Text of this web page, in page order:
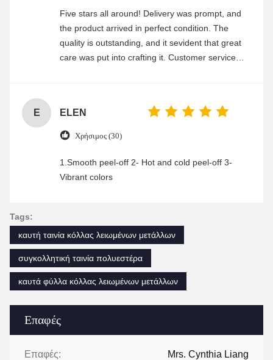
Επαφές
Επαφές: Mrs. Cynthia Liang
Five stars all around! Delivery was prompt, and
the product arrived in perfect condition. The
quality is outstanding, and it sevident that great
care was put into crafting it. Customer service
E ELEN
Χρήσιμος (30)
1.Smooth peel-off 2- Hot and cold peel-off 3-
Vibrant colors
Tags:
καυτή ταινία κόλλας λειωμένων μετάλλων
συγκολλητική ταινία πολυεστέρα
καυτά φύλλα κόλλας λειωμένων μετάλλων